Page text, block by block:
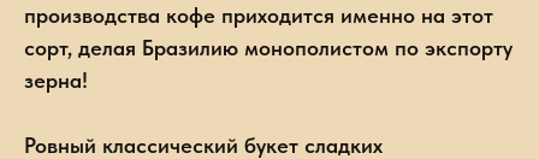
производства кофе приходится именно на этот
сорт, делая Бразилию монополистом по экспорту
зерна!
Ровный классический букет сладких